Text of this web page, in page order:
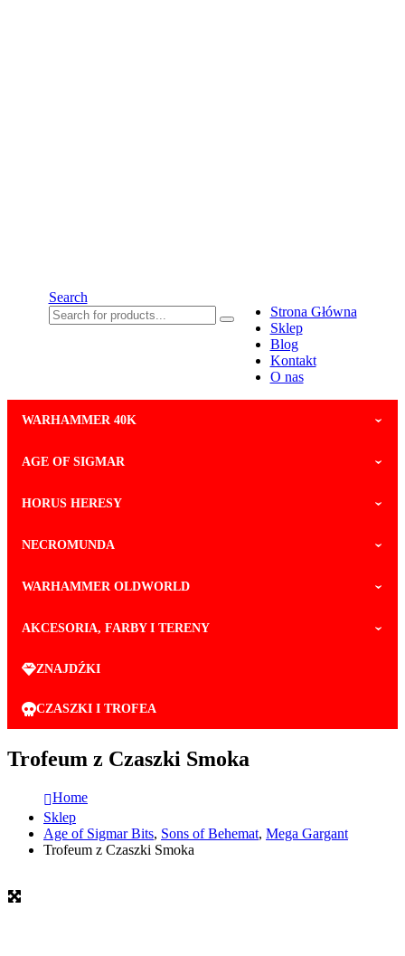
Search
Strona Główna
Sklep
Blog
Kontakt
O nas
WARHAMMER 40K
AGE OF SIGMAR
HORUS HERESY
NECROMUNDA
WARHAMMER OLDWORLD
AKCESORIA, FARBY I TERENY
ZNAJDŹKI
CZASZKI I TROFEA
Trofeum z Czaszki Smoka
Home
Sklep
Age of Sigmar Bits, Sons of Behemat, Mega Gargant
Trofeum z Czaszki Smoka